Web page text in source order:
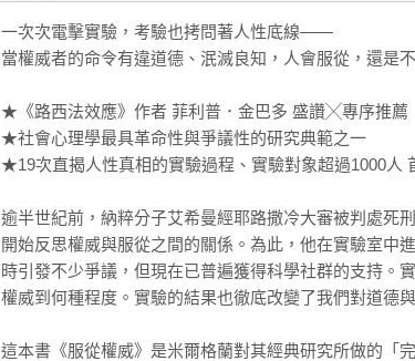
一次次電擊實驗，考驗也拷問著人性底線——
當權威者的命令有違道德、泯滅良知，人會服從，還是
★《路西法效應》作者 菲利普．金巴多 盛讚╳專序推薦
★社會心理學最具革命性與爭議性的研究典範之一
★19次直揭人性真相的實驗過程、實驗對象超過1000人
逾半世紀前，納粹分子艾希曼經耶路撒冷大審被判處死
開始反思權威與服從之間的關係。為此，他在實驗室中
時引發不少爭議，但現在已普遍獲得科學社群的支持。
權威到何種程度。實驗的結果也徹底改變了我們對道德
這本書《服從權威》是米爾格蘭對其經典研究所做的「